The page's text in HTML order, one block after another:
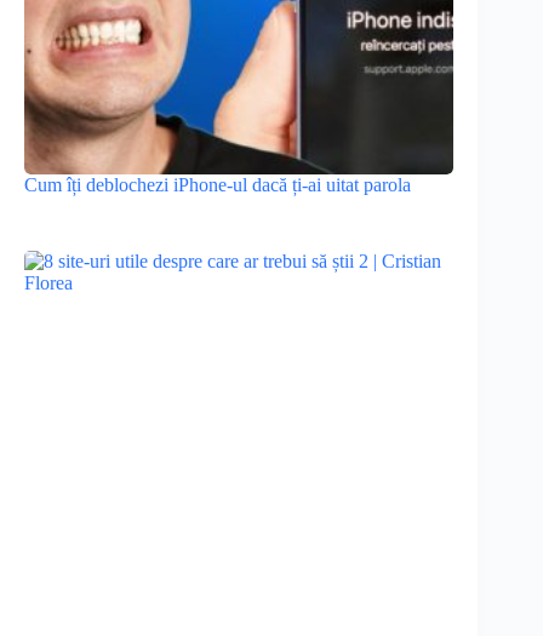
Cum îți deblochezi iPhone-ul dacă ți-ai uitat parola